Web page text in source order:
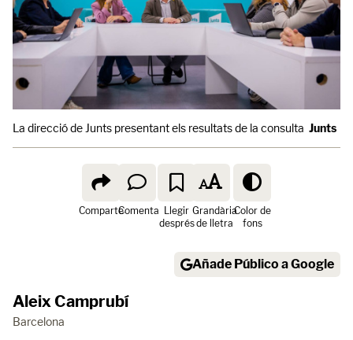
La direcció de Junts presentant els resultats de la consulta Junts
ComparteComenta Llegir
després
Grandària
de lletra
Color de
fons
Añade Público a Google
Aleix Camprubí
Barcelona